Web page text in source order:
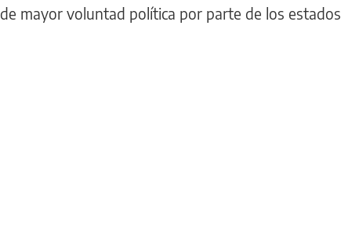
mayor voluntad política por parte de los estados.